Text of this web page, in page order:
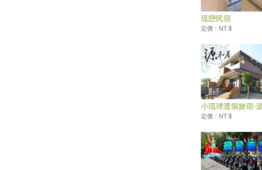
琉戀民宿
定價：NT $
小琉球渡假旅宿-
和...
定價：NT $